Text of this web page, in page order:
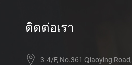
ติดต่อเรา
3-4/F, No.361 Qiaoying Road,